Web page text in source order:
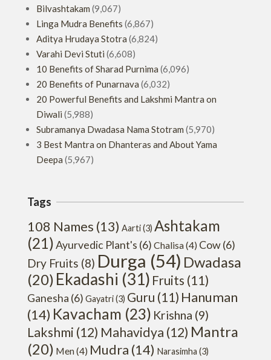
Bilvashtakam (9,067)
Linga Mudra Benefits (6,867)
Aditya Hrudaya Stotra (6,824)
Varahi Devi Stuti (6,608)
10 Benefits of Sharad Purnima (6,096)
20 Benefits of Punarnava (6,032)
20 Powerful Benefits and Lakshmi Mantra on
Diwali (5,988)
Subramanya Dwadasa Nama Stotram (5,970)
3 Best Mantra on Dhanteras and About Yama
Deepa (5,967)
Tags
108 Names (13) Aarti(3) Ashtakam
(21)Ayurvedic Plant's (6) Chalisa(4) Cow(6)
Dry Fruits (8) Durga (54) Dwadasa
(20) Ekadashi (31) Fruits (11)
Ganesha (6) Gayatri(3) Guru (11) Hanuman
(14) Kavacham (23) Krishna (9)
Lakshmi (12) Mahavidya (12) Mantra
(20) Men(4) Mudra (14) Narasimha (3)